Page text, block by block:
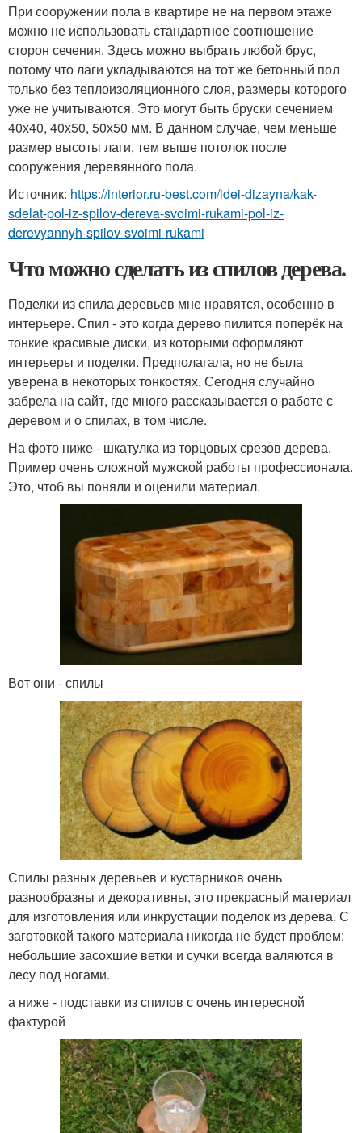
При сооружении пола в квартире не на первом этаже
можно не использовать стандартное соотношение
сторон сечения. Здесь можно выбрать любой брус,
потому что лаги укладываются на тот же бетонный пол
только без теплоизоляционного слоя, размеры которого
уже не учитываются. Это могут быть бруски сечением
40х40, 40х50, 50х50 мм. В данном случае, чем меньше
размер высоты лаги, тем выше потолок после
сооружения деревянного пола.
Источник: https://interior.ru-best.com/idei-dizayna/kak-
sdelat-pol-iz-spilov-dereva-svoimi-rukami-pol-iz-
derevyannyh-spilov-svoimi-rukami
Что можно сделать из спилов дерева.
Поделки из спила деревьев мне нравятся, особенно в
интерьере. Спил - это когда дерево пилится поперёк на
тонкие красивые диски, из которыми оформляют
интерьеры и поделки. Предполагала, но не была
уверена в некоторых тонкостях. Сегодня случайно
забрела на сайт, где много рассказывается о работе с
деревом и о спилах, в том числе.
На фото ниже - шкатулка из торцовых срезов дерева.
Пример очень сложной мужской работы профессионала.
Это, чтоб вы поняли и оценили материал.
Вот они - спилы
Спилы разных деревьев и кустарников очень
разнообразны и декоративны, это прекрасный материал
для изготовления или инкрустации поделок из дерева. С
заготовкой такого материала никогда не будет проблем:
небольшие засохшие ветки и сучки всегда валяются в
лесу под ногами.
а ниже - подставки из спилов с очень интересной
фактурой